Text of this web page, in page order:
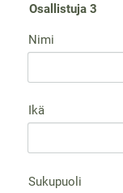
Osallistuja 3
Nimi
Ikä
Sukupuoli